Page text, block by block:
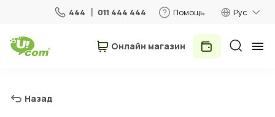
444 011 444 444 Помощь Рус
Онлайн магазин
Назад